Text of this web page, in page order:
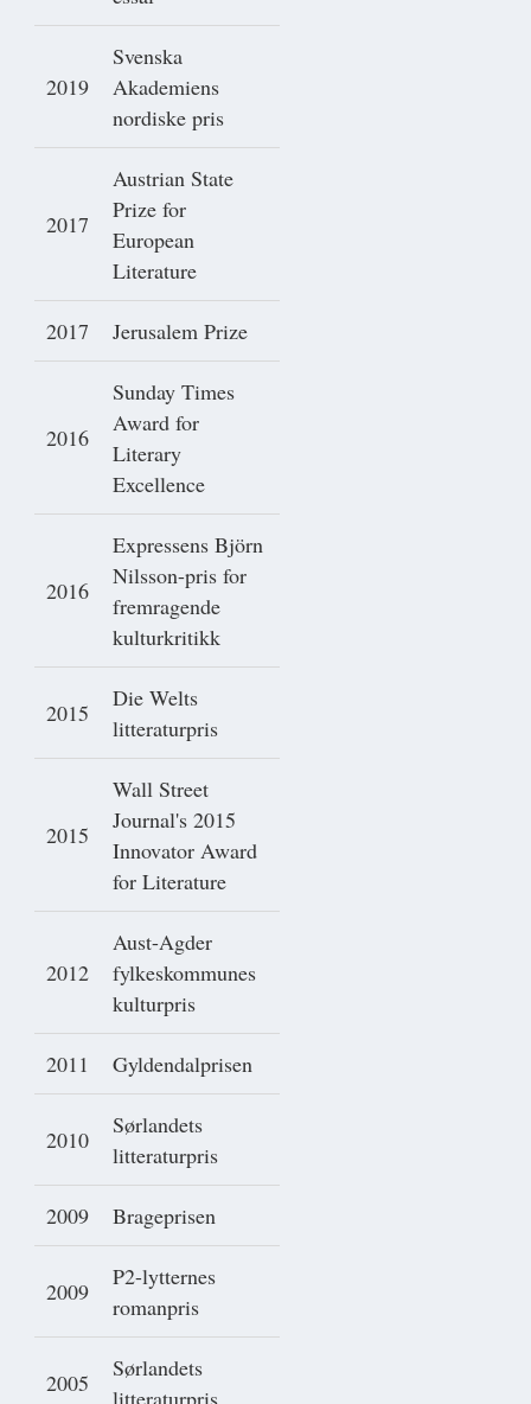
2019
Svenska
Akademiens
nordiske pris
2017
Austrian State
Prize for
European
Literature
2017 Jerusalem Prize
2016
Sunday Times
Award for
Literary
Excellence
2016
Expressens Björn
Nilsson-pris for
fremragende
kulturkritikk
2015
Die Welts
litteraturpris
2015
Wall Street
Journal's 2015
Innovator Award
for Literature
2012
Aust-Agder
fylkeskommunes
kulturpris
2011 Gyldendalprisen
2010
Sørlandets
litteraturpris
2009 Brageprisen
2009
P2-lytternes
romanpris
2005
Sørlandets
litteraturpris